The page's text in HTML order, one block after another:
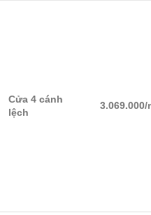
Cửa 4 cánh
lệch
3.069.000/